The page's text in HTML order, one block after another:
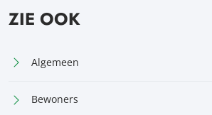
ZIE OOK
Algemeen
Bewoners